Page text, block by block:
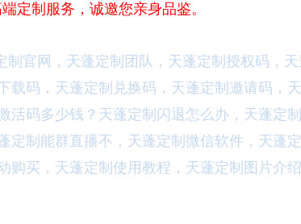
制服务，诚邀您亲身品鉴。
制官网，天蓬定制团队，天蓬定制授权码，
载码，天蓬定制兑换码，天蓬定制邀请码，
活码多少钱？天蓬定制闪退怎么办，天蓬定
定制能群直播不，天蓬定制微信软件，天蓬
购买，天蓬定制使用教程，天蓬定制图片介